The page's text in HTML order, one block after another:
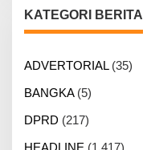
KATEGORI BERITA
ADVERTORIAL(35)
BANGKA(5)
DPRD (217)